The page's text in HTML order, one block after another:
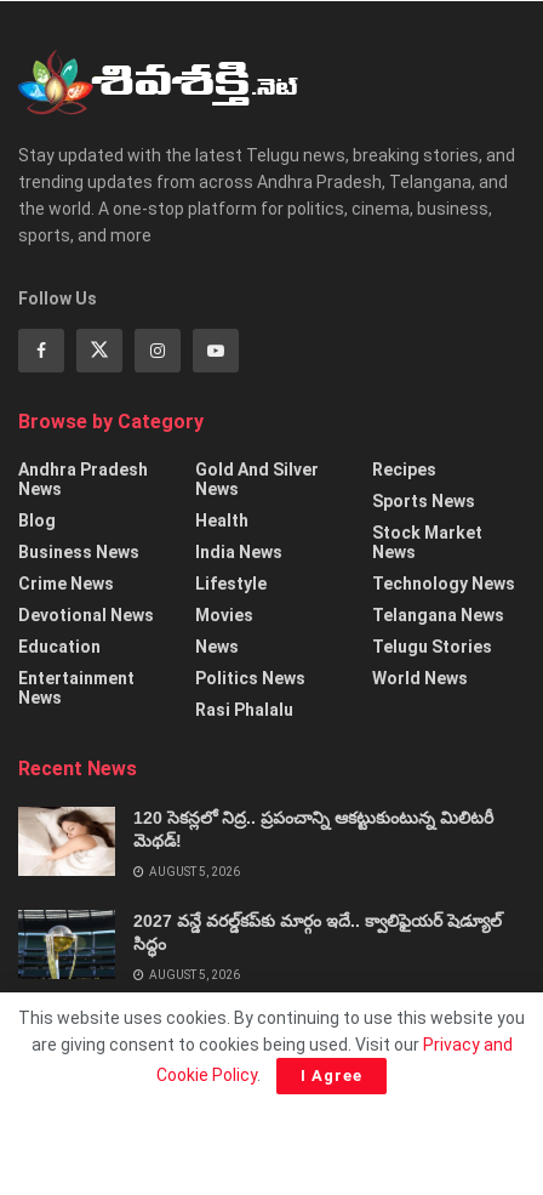
Stay updated with the latest Telugu news, breaking stories, and
trending updates from across Andhra Pradesh, Telangana, and
the world. A one-stop platform for politics, cinema, business,
sports, and more
Follow Us
Browse by Category
Andhra Pradesh
News
Blog
Business News
Crime News
Devotional News
Education
Entertainment
News
Gold And Silver
News
Health
India News
Lifestyle
Movies
News
Politics News
Rasi Phalalu
Recipes
Sports News
Stock Market
News
Technology News
Telangana News
Telugu Stories
World News
Recent News
120 సెకన్లలో నిద్ర.. ప్రపంచాన్ని ఆకట్టుకుంటున్న మిలిటరీ
మెథడ్!
AUGUST 5, 2026
2027 వన్డే వరల్డ్‌కప్‌కు మార్గం ఇదే.. క్వాలిఫైయర్ షెడ్యూల్
సిద్ధం
AUGUST 5, 2026
This website uses cookies. By continuing to use this website you
are giving consent to cookies being used. Visit our Privacy and
Cookie Policy. I Agree